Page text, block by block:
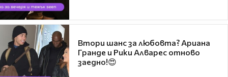
Втори шанс за любовта? Ариана
Гранде и Рики Алварес отново
заедно!😍